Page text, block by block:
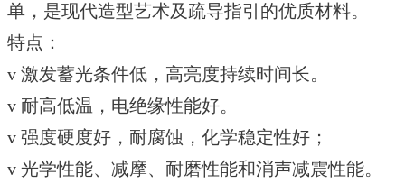
单，是现代造型艺术及疏导指引的优质材料。
特点：
v 激发蓄光条件低，高亮度持续时间长。
v 耐高低温，电绝缘性能好。
v 强度硬度好，耐腐蚀，化学稳定性好；
v 光学性能、减摩、耐磨性能和消声减震性能。